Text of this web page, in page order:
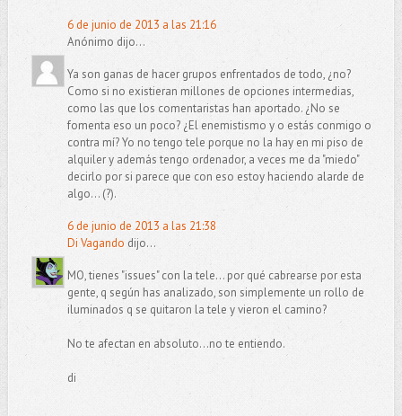
6 de junio de 2013 a las 21:16
Anónimo dijo...
Ya son ganas de hacer grupos enfrentados de todo, ¿no?
Como si no existieran millones de opciones intermedias,
como las que los comentaristas han aportado. ¿No se
fomenta eso un poco? ¿El enemistismo y o estás conmigo o
contra mí? Yo no tengo tele porque no la hay en mi piso de
alquiler y además tengo ordenador, a veces me da "miedo"
decirlo por si parece que con eso estoy haciendo alarde de
algo... (?).
6 de junio de 2013 a las 21:38
Di Vagando dijo...
MO, tienes "issues" con la tele... por qué cabrearse por esta
gente, q según has analizado, son simplemente un rollo de
iluminados q se quitaron la tele y vieron el camino?
No te afectan en absoluto...no te entiendo.
di